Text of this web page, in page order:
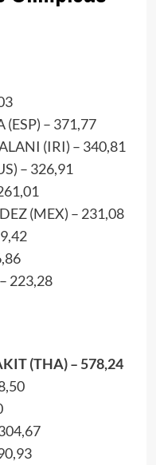
(ESP) – 371,77
(IRI) – 340,81
– 326,91
(MEX) – 231,08
223,28
(THA) – 578,24